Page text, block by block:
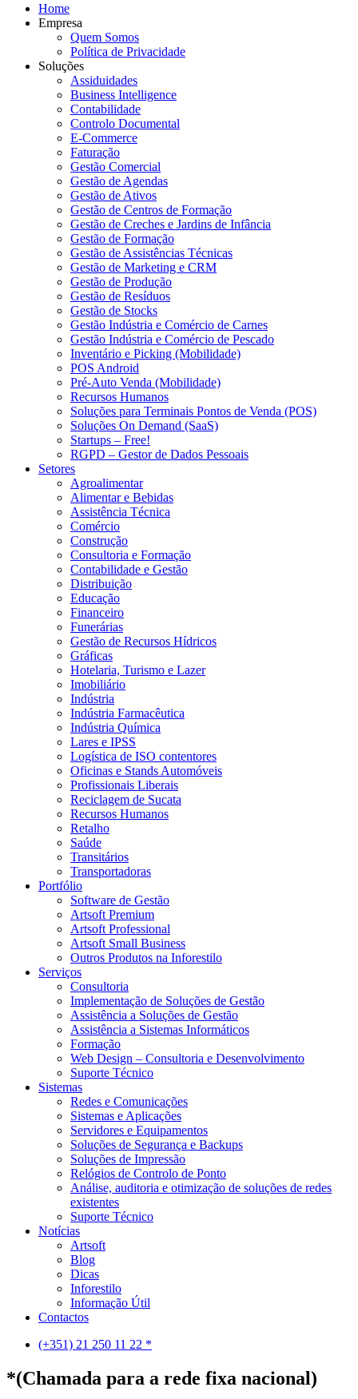
Home
Empresa
Quem Somos
Política de Privacidade
Soluções
Assiduidades
Business Intelligence
Contabilidade
Controlo Documental
E-Commerce
Faturação
Gestão Comercial
Gestão de Agendas
Gestão de Ativos
Gestão de Centros de Formação
Gestão de Creches e Jardins de Infância
Gestão de Formação
Gestão de Assistências Técnicas
Gestão de Marketing e CRM
Gestão de Produção
Gestão de Resíduos
Gestão de Stocks
Gestão Indústria e Comércio de Carnes
Gestão Indústria e Comércio de Pescado
Inventário e Picking (Mobilidade)
POS Android
Pré-Auto Venda (Mobilidade)
Recursos Humanos
Soluções para Terminais Pontos de Venda (POS)
Soluções On Demand (SaaS)
Startups – Free!
RGPD – Gestor de Dados Pessoais
Setores
Agroalimentar
Alimentar e Bebidas
Assistência Técnica
Comércio
Construção
Consultoria e Formação
Contabilidade e Gestão
Distribuição
Educação
Financeiro
Funerárias
Gestão de Recursos Hídricos
Gráficas
Hotelaria, Turismo e Lazer
Imobiliário
Indústria
Indústria Farmacêutica
Indústria Química
Lares e IPSS
Logística de ISO contentores
Oficinas e Stands Automóveis
Profissionais Liberais
Reciclagem de Sucata
Recursos Humanos
Retalho
Saúde
Transitários
Transportadoras
Portfólio
Software de Gestão
Artsoft Premium
Artsoft Professional
Artsoft Small Business
Outros Produtos na Inforestilo
Serviços
Consultoria
Implementação de Soluções de Gestão
Assistência a Soluções de Gestão
Assistência a Sistemas Informáticos
Formação
Web Design – Consultoria e Desenvolvimento
Suporte Técnico
Sistemas
Redes e Comunicações
Sistemas e Aplicações
Servidores e Equipamentos
Soluções de Segurança e Backups
Soluções de Impressão
Relógios de Controlo de Ponto
Análise, auditoria e otimização de soluções de redes
existentes
Suporte Técnico
Notícias
Artsoft
Blog
Dicas
Inforestilo
Informação Útil
Contactos
(+351) 21 250 11 22 *
*(Chamada para a rede fixa nacional)